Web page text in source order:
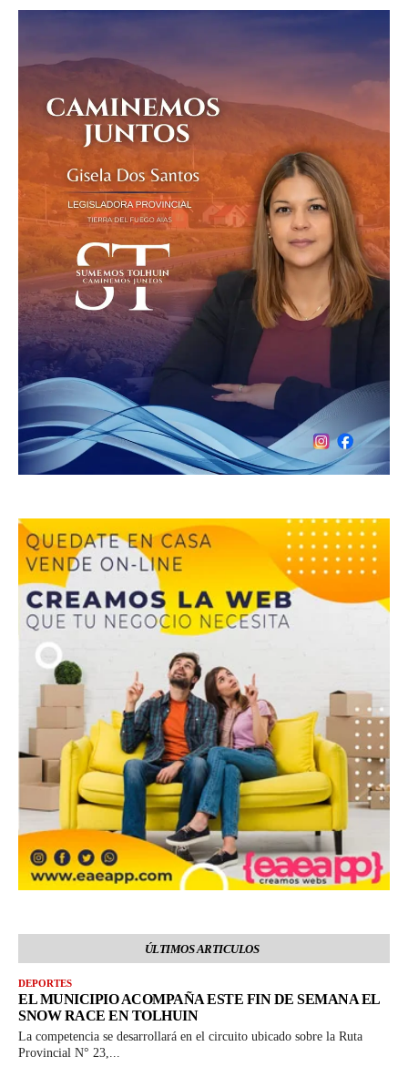
ÚLTIMOS ARTICULOS
DEPORTES
EL MUNICIPIO ACOMPAÑA ESTE FIN DE SEMANA EL
SNOW RACE EN TOLHUIN
La competencia se desarrollará en el circuito ubicado sobre la Ruta
Provincial N° 23,...